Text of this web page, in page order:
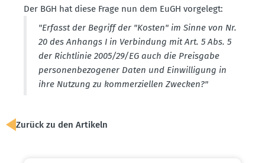
Der BGH hat diese Frage nun dem EuGH vorgelegt:
"Erfasst der Begriff der "Kosten" im Sinne von Nr.
20 des Anhangs I in Verbindung mit Art. 5 Abs. 5
der Richt­linie 2005/29/EG auch die Preisgabe
perso­nen­be­zo­gener Daten und Einwil­ligung in
ihre Nutzung zu kommer­zi­ellen Zwecken?"
Zurück zu den Artikeln